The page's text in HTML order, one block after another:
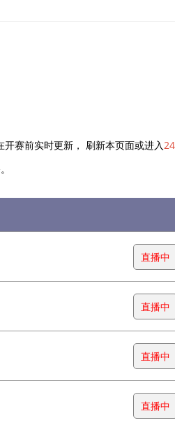
赛前实时更新， 刷新本页面或进入
直播中
直播中
直播中
直播中